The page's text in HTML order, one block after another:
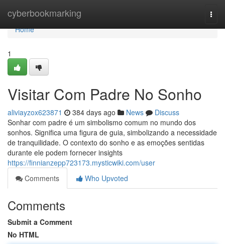
cyberbookmarking
Home
Home
1
Visitar Com Padre No Sonho
aliviayzox623871 384 days ago News
Discuss
Sonhar com padre é um simbolismo comum no mundo dos
sonhos. Significa uma figura de guia, simbolizando a necessidade
de tranquilidade. O contexto do sonho e as emoções sentidas
durante ele podem fornecer insights
https://finnianzepp723173.mysticwiki.com/user
Comments
Who Upvoted
Comments
Submit a Comment
No HTML